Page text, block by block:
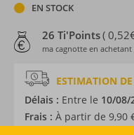
EN STOCK
26 Ti'Points(
ma cagnotte en
ESTIMATION
Délais : Entre le 10/08/
Frais : À partir de 9,90